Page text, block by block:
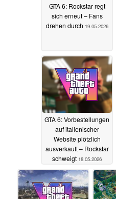
GTA 6: Rockstar regt
sich erneut – Fans
drehen durch 19.05.2026
GTA 6: Vorbestellungen
auf italienischer
Website plötzlich
ausverkauft – Rockstar
schweigt 18.05.2026